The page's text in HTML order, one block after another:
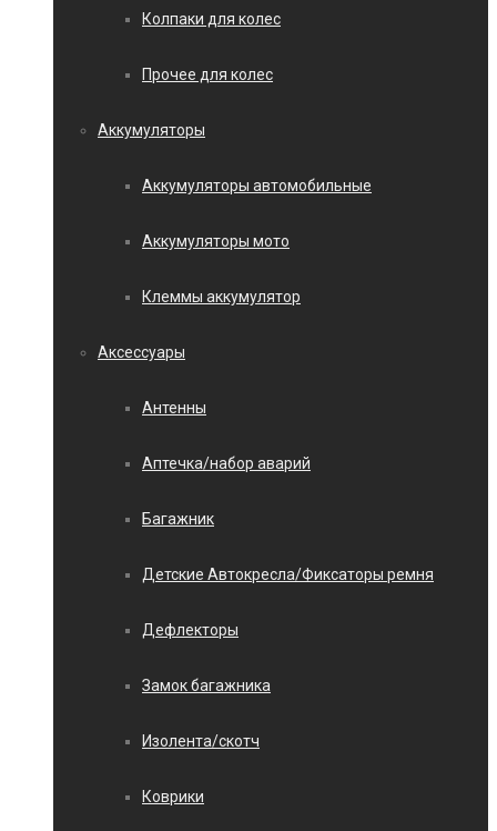
Колпаки для колес
Прочее для колес
Аккумуляторы
Аккумуляторы автомобильные
Аккумуляторы мото
Клеммы аккумулятор
Аксессуары
Антенны
Аптечка/набор аварий
Багажник
Детские Автокресла/Фиксаторы ремня
Дефлекторы
Замок багажника
Изолента/скотч
Коврики